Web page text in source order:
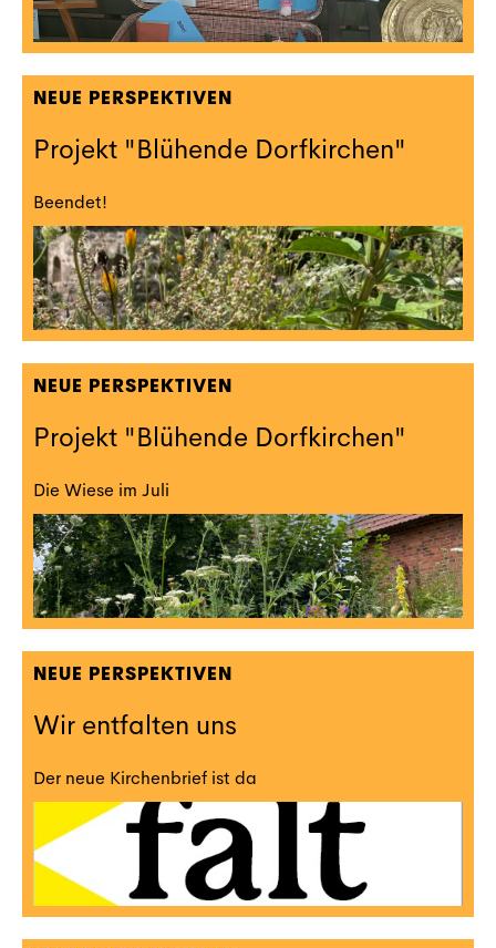
NEUE PERSPEKTIVEN
Projekt "Blühende Dorfkirchen"
Beendet!
NEUE PERSPEKTIVEN
Projekt "Blühende Dorfkirchen"
Die Wiese im Juli
NEUE PERSPEKTIVEN
Wir entfalten uns
Der neue Kirchenbrief ist da